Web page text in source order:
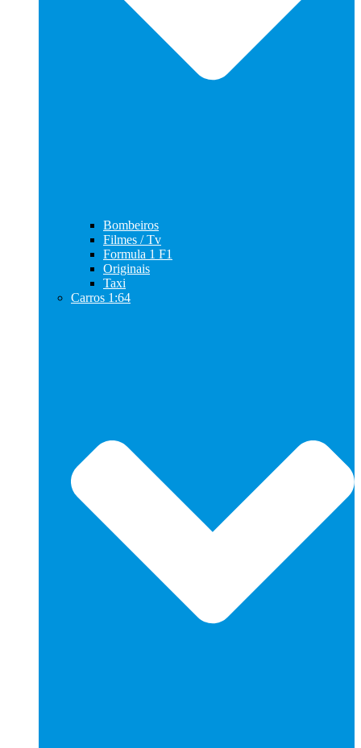
Bombeiros
Filmes / Tv
Formula 1 F1
Originais
Taxi
Carros 1:64